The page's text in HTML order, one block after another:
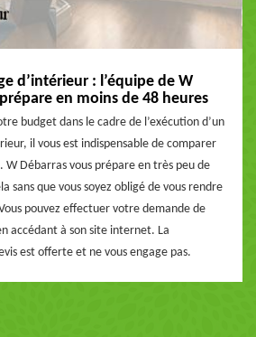
d’intérieur : l’équipe de W
en moins de 48 heures
budget dans le cadre de l’exécution d’un
il vous est indispensable de comparer
W Débarras vous prépare en très peu de
sans que vous soyez obligé de vous rendre
pouvez effectuer votre demande de
accédant à son site internet. La
est offerte et ne vous engage pas.